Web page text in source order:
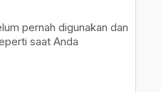
pernah digunakan dan
saat Anda